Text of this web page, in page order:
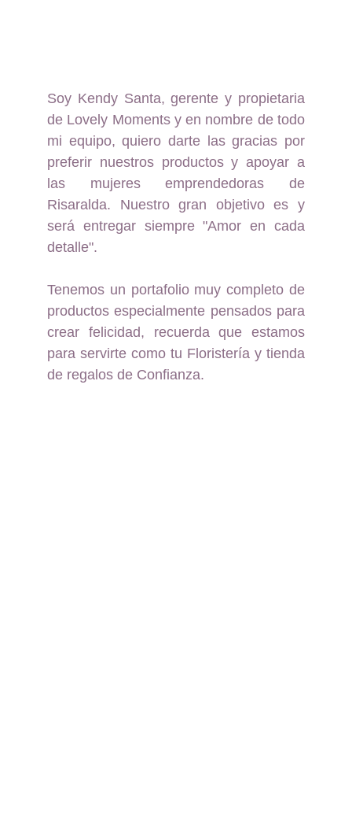
Soy Kendy Santa, gerente y propietaria
de Lovely Moments y en nombre de todo
mi equipo, quiero darte las gracias por
preferir nuestros productos y apoyar a
las mujeres emprendedoras de
Risaralda. Nuestro gran objetivo es y
será entregar siempre "Amor en cada
detalle".
Tenemos un portafolio muy completo de
productos especialmente pensados para
crear felicidad, recuerda que estamos
para servirte como tu Floristería y tienda
de regalos de Confianza.